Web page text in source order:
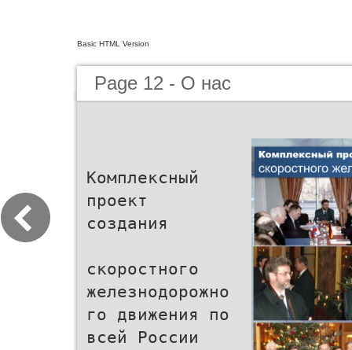
Basic HTML Version
Page 12 - О нас
Комплексный
проект
создания
скоростного
железнодорожно
го движения по
всей России